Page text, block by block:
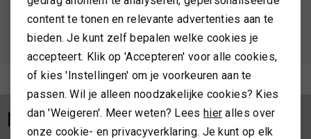
SOKKEN
SPORTKLEDING
TASSEN
Hoe we met je data omgaan? Bekijk dit in onze
privacyverklaring.
Meld je aan voor de nieuwsbrief
content te tonen en relevante advertenties aan te
bieden. Je kunt zelf bepalen welke cookies je
accepteert. Klik op 'Accepteren' voor alle cookies,
of kies 'Instellingen' om je voorkeuren aan te
passen. Wil je alleen noodzakelijke cookies? Kies
dan 'Weigeren'. Meer weten? Lees hier alles over
onze cookie- en privacyverklaring. Je kunt op elk